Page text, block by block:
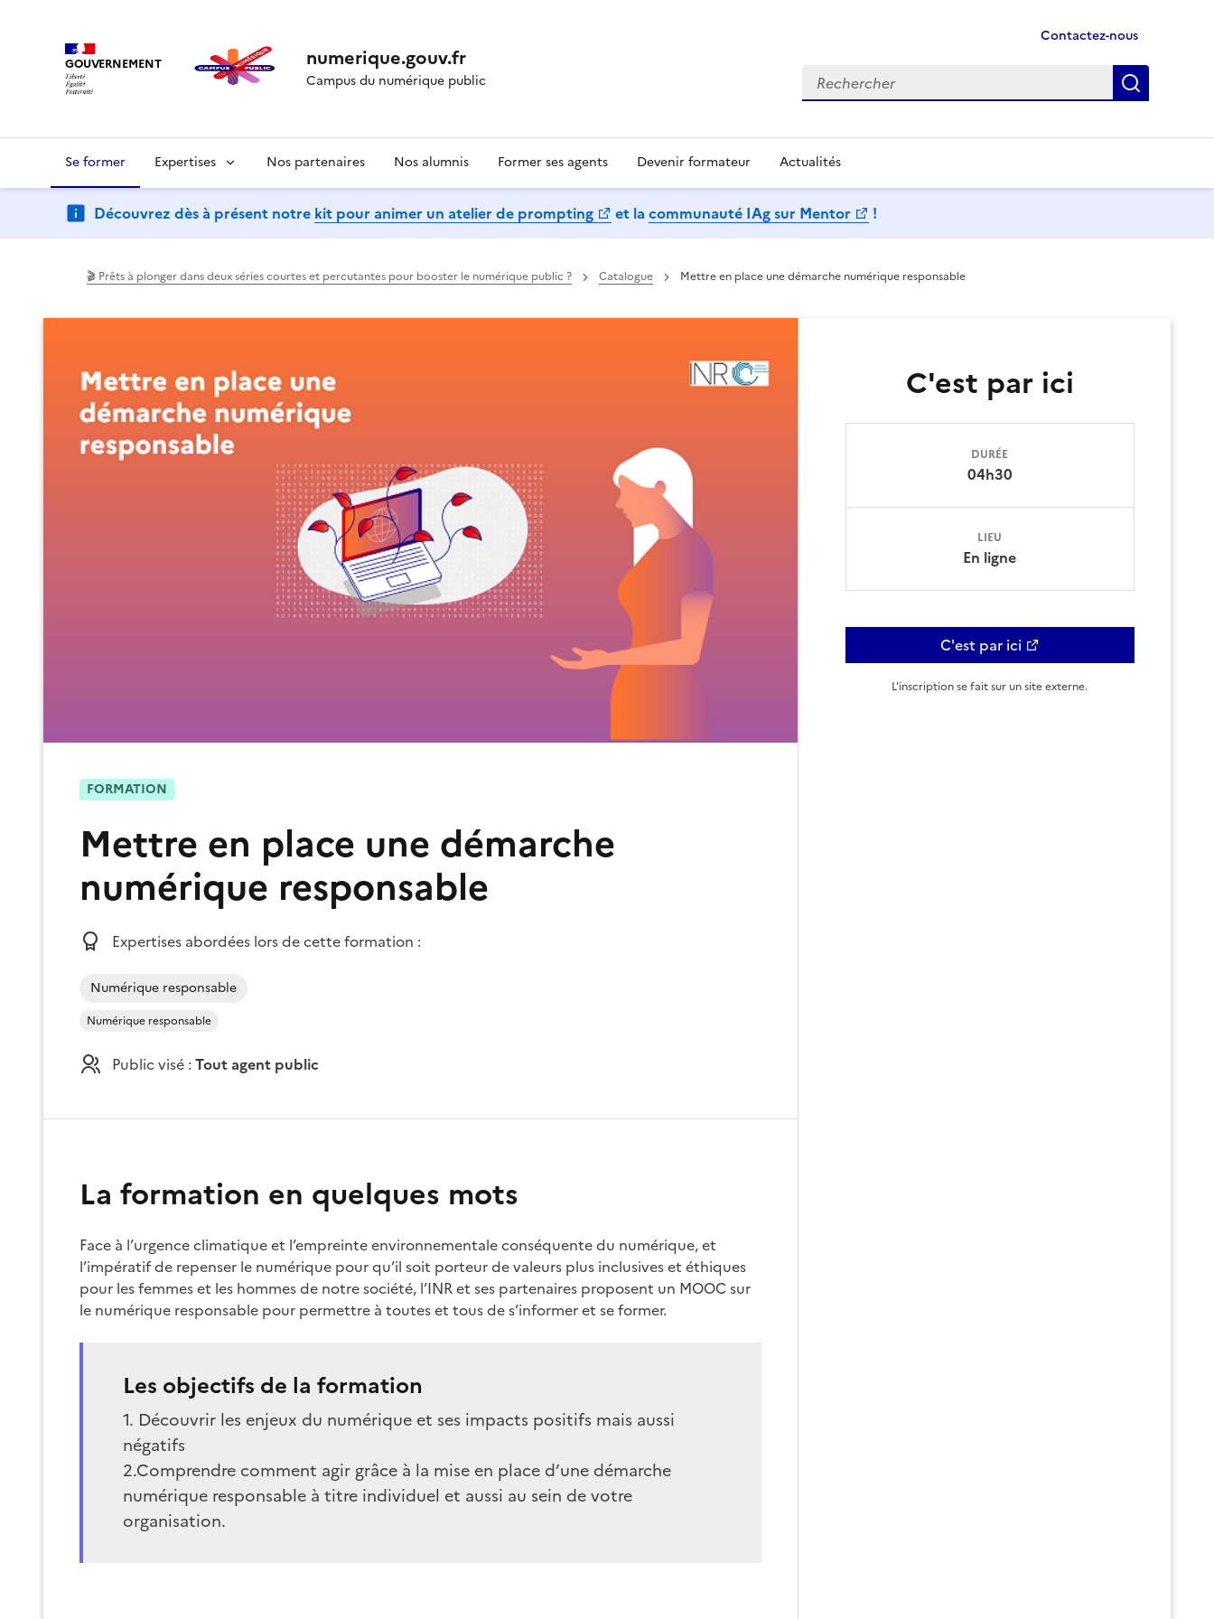
GOUVERNEMENT numerique.gouv.fr
Campus du numérique public
Contactez-nous
Rechercher
Se former Expertises Nos partenaires Nos alumnis Former ses agents Devenir formateur Actualités
Découvrez dès à présent notre kit pour animer un atelier de prompting
et la communauté IAg sur Mentor !
🎬 Prêts à plonger dans deux séries courtes et percutantes pour booster le numérique public ? Catalogue Mettre en place une démarche numérique responsable
FORMATION
Mettre en place une démarche
numérique responsable
Expertises abordées lors de cette formation :
Numérique responsable
Numérique responsable
Public visé : Tout agent public
La formation en quelques mots
Face à l’urgence climatique et l’empreinte environnementale conséquente du numérique, et
l’impératif de repenser le numérique pour qu’il soit porteur de valeurs plus inclusives et éthiques
pour les femmes et les hommes de notre société, l’INR et ses partenaires proposent un MOOC sur
le numérique responsable pour permettre à toutes et tous de s’informer et se former.
Les objectifs de la formation
1. Découvrir les enjeux du numérique et ses impacts positifs mais aussi
négatifs
2.Comprendre comment agir grâce à la mise en place d’une démarche
numérique responsable à titre individuel et aussi au sein de votre
organisation.
C'est par ici
DURÉE
04h30
LIEU
En ligne
C'est par ici
L'inscription se fait sur un site externe.